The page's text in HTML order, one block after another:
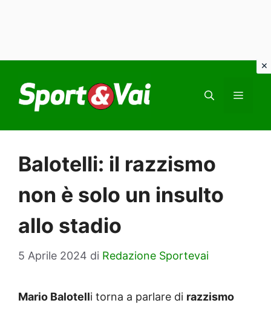
contenuto
Balotelli: il razzismo
non è solo un insulto
allo stadio
5 Aprile 2024 di Redazione Sportevai
Mario Balotelli torna a parlare di razzismo